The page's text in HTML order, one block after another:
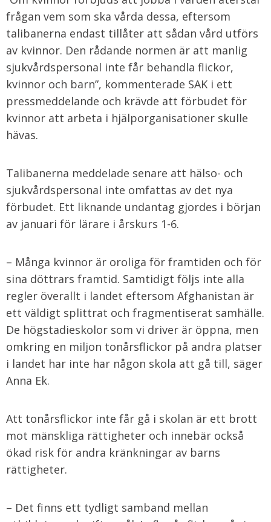
frågan vem som ska vårda dessa, eftersom
talibanerna endast tillåter att sådan vård utförs
av kvinnor. Den rådande normen är att manlig
sjukvårdspersonal inte får behandla flickor,
kvinnor och barn”, kommenterade SAK i ett
pressmeddelande och krävde att förbudet för
kvinnor att arbeta i hjälporganisationer skulle
hävas.
Talibanerna meddelade senare att hälso- och
sjukvårdspersonal inte omfattas av det nya
förbudet. Ett liknande undantag gjordes i början
av januari för lärare i årskurs 1-6.
– Många kvinnor är oroliga för framtiden och för
sina döttrars framtid. Samtidigt följs inte alla
regler överallt i landet eftersom Afghanistan är
ett väldigt splittrat och fragmentiserat samhälle.
De högstadieskolor som vi driver är öppna, men
omkring en miljon tonårsflickor på andra platser
i landet har inte har någon skola att gå till, säger
Anna Ek.
Att tonårsflickor inte får gå i skolan är ett brott
mot mänskliga rättigheter och innebär också
ökad risk för andra kränkningar av barns
rättigheter.
– Det finns ett tydligt samband mellan